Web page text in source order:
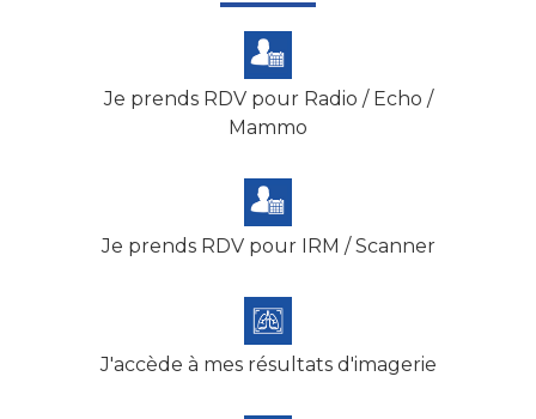
Je prends RDV pour Radio / Echo /
Mammo
Je prends RDV pour IRM / Scanner
J'accède à mes résultats d'imagerie